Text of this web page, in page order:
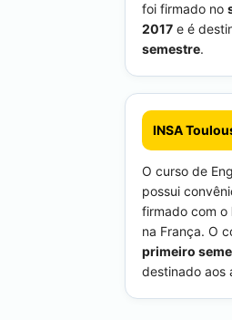
foi firmado no
2017 e é
semestre.
INSA
O curso de
possui
firmado com o
na França. O
primeiro
destinado aos